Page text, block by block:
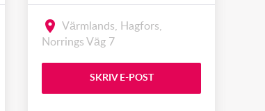
Värmlands, Hagfors,
Norrings Väg 7
SKRIV E-POST